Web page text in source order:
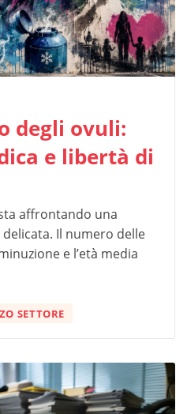
degli ovuli:
e libertà di
affrontando una
Il numero delle
e l’età media
SETTORE